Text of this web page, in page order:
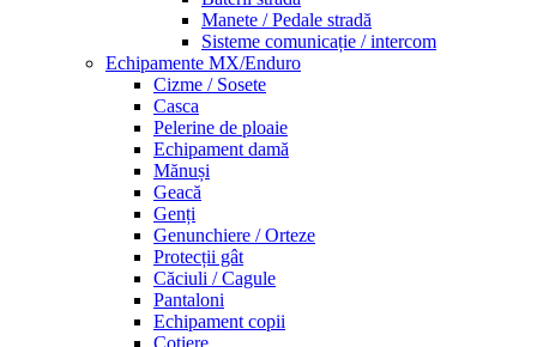
Manete / Pedale stradă
Sisteme comunicație / intercom
Echipamente MX/Enduro
Cizme / Sosete
Casca
Pelerine de ploaie
Echipament damă
Mănuși
Geacă
Genți
Genunchiere / Orteze
Protecții gât
Căciuli / Cagule
Pantaloni
Echipament copii
Cotiere